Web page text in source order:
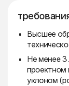
Высшее
Не менее
проектном
уклоном